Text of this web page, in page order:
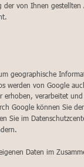
der von Ihnen
geographische
werden von Google
erhoben, verarbeitet
Google können Sie
Sie im
Daten im